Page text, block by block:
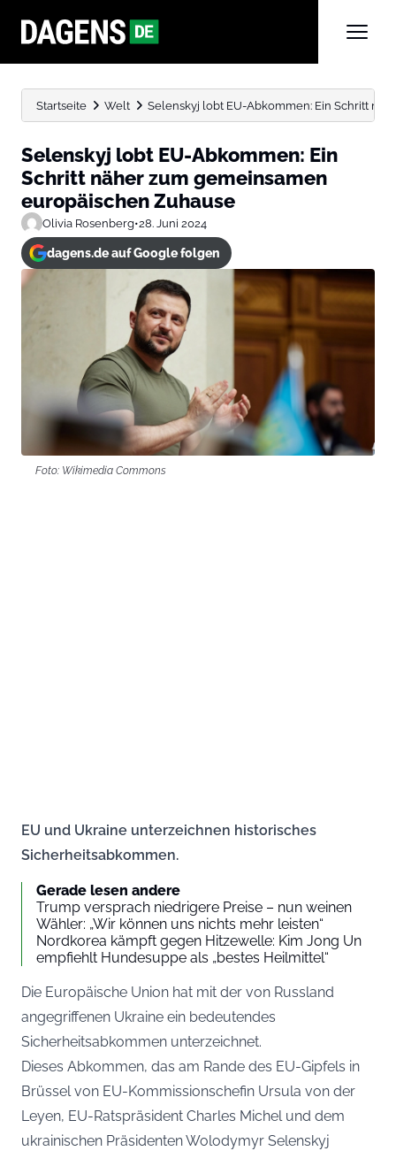
Startseite Welt Selenskyj lobt EU-Abkommen: Ein Schritt
Selenskyj lobt EU-Abkommen: Ein
Schritt näher zum gemeinsamen
europäischen Zuhause
Olivia Rosenberg•28. Juni 2024
dagens.de auf Google folgen
Foto: Wikimedia Commons
EU und Ukraine unterzeichnen historisches
Sicherheitsabkommen.
Gerade lesen andere
Trump versprach niedrigere Preise – nun weinen
Wähler: „Wir können uns nichts mehr leisten“
Nordkorea kämpft gegen Hitzewelle: Kim Jong Un
empfiehlt Hundesuppe als „bestes Heilmittel“
Die Europäische Union hat mit der von Russland
angegriffenen Ukraine ein bedeutendes
Sicherheitsabkommen unterzeichnet.
Dieses Abkommen, das am Rande des EU-Gipfels in
Brüssel von EU-Kommissionschefin Ursula von der
Leyen, EU-Ratspräsident Charles Michel und dem
ukrainischen Präsidenten Wolodymyr Selenskyj